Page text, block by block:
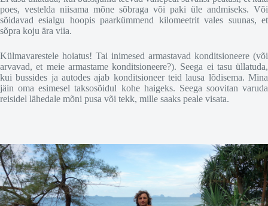
poes, vestelda niisama mõne sõbraga või paki üle andmiseks. Või
sõidavad esialgu hoopis paarkümmend kilomeetrit vales suunas, et
sõpra koju ära viia.
Külmavarestele hoiatus! Tai inimesed armastavad konditsioneere (või
arvavad, et meie armastame konditsioneere?). Seega ei tasu üllatuda,
kui bussides ja autodes ajab konditsioneer teid lausa lõdisema. Mina
jäin oma esimesel taksosõidul kohe haigeks. Seega soovitan varuda
reisidel lähedale mõni pusa või tekk, mille saaks peale visata.